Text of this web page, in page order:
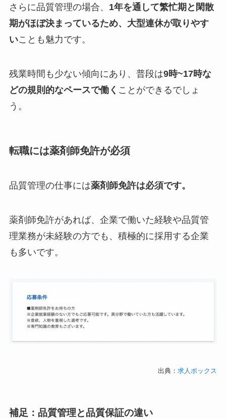
さらに品質管理の場合、 1年を通して繁忙期と閑散
期がほぼ決まっているため、大型連休が取りやす
いことも魅力です。
残業時間も少ない傾向にあり、普段は9時~17時な
どの規則的なペースで働く ことができるでしょ
う。
転職には薬剤師免許が必須
品質管理の仕事には薬剤師免許は必須です。
薬剤師免許があれば、企業で働いた経験や品質管
理業務が未経験の方でも、積極的に採用する企業
も多いです。
出典：求人ボックス
補足：品質管理と品質保証の違い